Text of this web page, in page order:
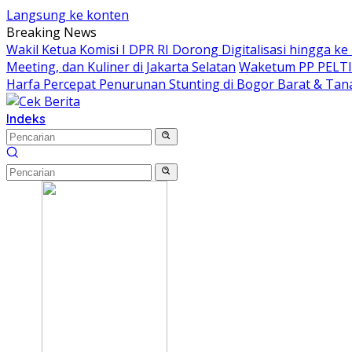
Langsung ke konten
Breaking News
Wakil Ketua Komisi I DPR RI Dorong Digitalisasi hingga ke
Meeting, dan Kuliner di Jakarta Selatan Waketum PP
Harfa Percepat Penurunan Stunting di Bogor Barat &
Indeks